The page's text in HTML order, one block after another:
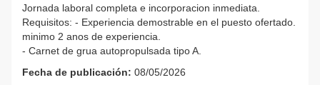
Jornada laboral completa e incorporacion inmediata.
Requisitos: - Experiencia demostrable en el puesto ofertado.
minimo 2 anos de experiencia.
- Carnet de grua autopropulsada tipo A.
Fecha de publicación: 08/05/2026